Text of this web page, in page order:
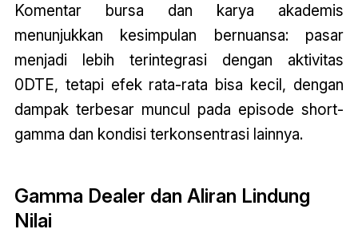
Komentar bursa dan karya akademis
menunjukkan kesimpulan bernuansa: pasar
menjadi lebih terintegrasi dengan aktivitas
0DTE, tetapi efek rata-rata bisa kecil, dengan
dampak terbesar muncul pada episode short-
gamma dan kondisi terkonsentrasi lainnya.
Gamma Dealer dan Aliran Lindung
Nilai